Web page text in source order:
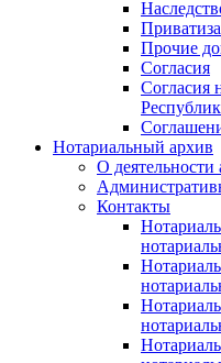
Прочие
Согласия
Согласия
Нотариальный архив
О деятельности
Контакты